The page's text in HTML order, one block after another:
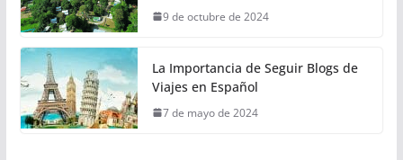
9 de octubre de 2024
La Importancia de Seguir Blogs de
Viajes en Español
7 de mayo de 2024